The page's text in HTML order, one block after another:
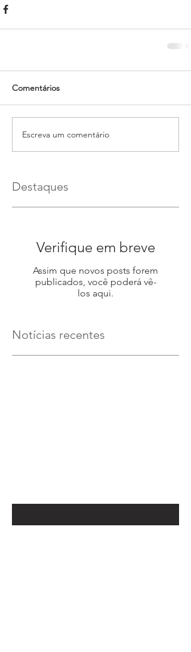
Comentários
Escreva um comentário
Destaques
Verifique em breve
Assim que novos posts forem
publicados, você poderá vê-
los aqui.
Notícias recentes